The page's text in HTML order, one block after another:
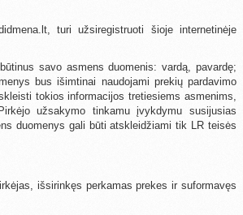
turi užsiregistruoti šioje internetinėje
savo asmens duomenis: vardą, pavardę;
bus išimtinai naudojami prekių pardavimo
tokios informacijos tretiesiems asmenims,
užsakymo tinkamu įvykdymu susijusias
duomenys gali būti atskleidžiami tik LR teisės
išsirinkęs perkamas prekes ir suformavęs